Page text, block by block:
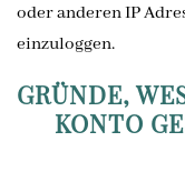
oder anderen IP
einzuloggen.
GRÜNDE,
KONTO